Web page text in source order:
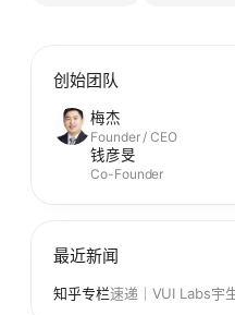
创始团队
梅杰
Founder / CEO
钱彦旻
Co-Founder
最近新闻
知乎专栏速递｜VUI Labs宇